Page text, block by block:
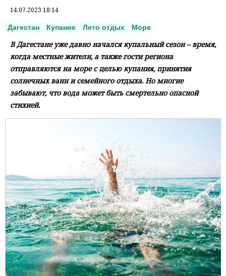
14.07.2023 18:14
Дагестан Купание Лето отдых Море
В Дагестане уже давно начался купальный сезон – время,
когда местные жители, а также гости региона
отправляются на море с целью купания, принятия
солнечных ванн и семейного отдыха. Но многие
забывают, что вода может быть смертельно опасной
стихией.